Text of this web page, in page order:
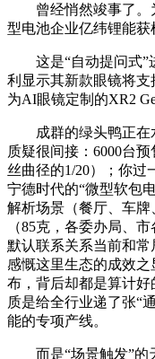
曾经悄然竣事了。
型电池企业亿纬锂能获
这是“自动提问式”
利显示其新款眼镜将支
为AI眼镜定制的XR2
成群的绿头鸭正在
质疑很间接：6000台
丝曲径的1/20）；你过
宁德时代的“微型软包
解析场景（餐厅、车
（85克，各委办局、
默认联系关系当前和
感慨这里生态的成效
布，背后却都是算计
质是给全行业递了张“
能的专项产线。
而是“场景触发”的